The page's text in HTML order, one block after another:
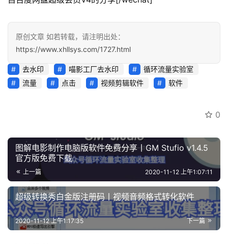
原创文章 如若转载，请注明出处：
https://www.xhllsys.com/1727.html
去水印 喵影工厂去水印
循环流量实验室
流量
点击 视频剪辑软件 软件
0
图解电影制作电脑版软件免费分享丨GM Stufio v1.4.5
官方版免费下载
上一篇 2020-11-12 上午1:07:11
超级转换秀白金版注册码丨视频音频格式转化软件
下一篇
2020-11-12 上午1:17:35